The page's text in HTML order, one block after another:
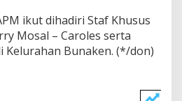
ikut dihadiri Staf Khusus
Mosal – Caroles serta
Kelurahan Bunaken. (*/don)